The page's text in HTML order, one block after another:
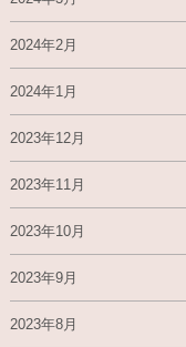
2024年2月
2024年1月
2023年12月
2023年11月
2023年10月
2023年9月
2023年8月